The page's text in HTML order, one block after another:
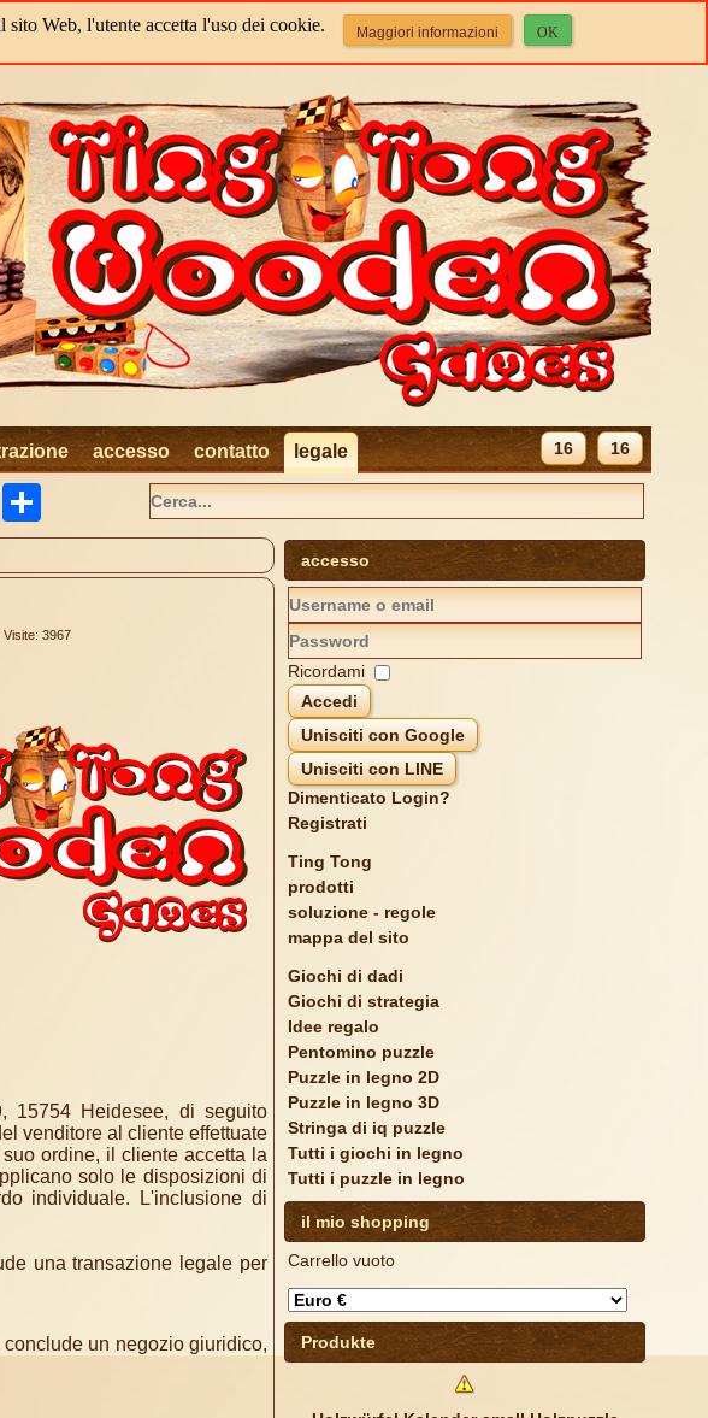
Web, l'utente accetta l'uso dei cookie. Maggiori informazioni OK
16 16
accesso contatto legale
Email
Visite: 3967
15754 Heidesee, di seguito
venditore al cliente effettuate
ordine, il cliente accetta la
solo le disposizioni di
individuale. L'inclusione di
una transazione legale per
un negozio giuridico,
accesso
Ricordami
Accedi
Unisciti con Google
Unisciti con LINE
Dimenticato Login?
Registrati
Ting Tong
prodotti
soluzione - regole
mappa del sito
Giochi di dadi
Giochi di strategia
Idee regalo
Pentomino puzzle
Puzzle in legno 2D
Puzzle in legno 3D
Stringa di iq puzzle
Tutti i giochi in legno
Tutti i puzzle in legno
il mio shopping
Carrello vuoto
Produkte